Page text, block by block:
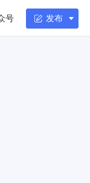
号 发布